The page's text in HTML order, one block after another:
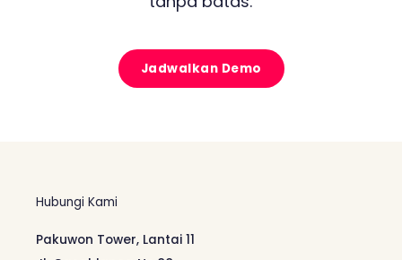
Jadwalkan Demo
Hubungi Kami
Pakuwon Tower, Lantai 11